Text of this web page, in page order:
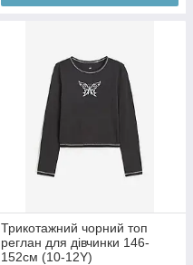
Трикотажний чорний топ
реглан для дівчинки 146-
152см (10-12Y)